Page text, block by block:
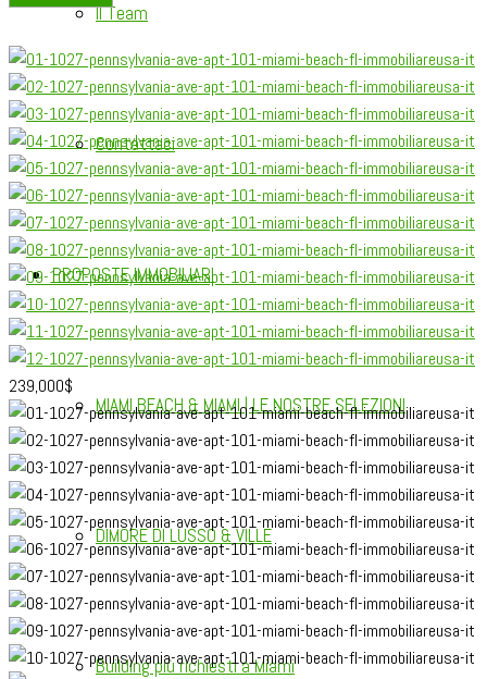
Il Team
Contattaci
PROPOSTE IMMOBILIARI
MIAMI BEACH & MIAMI | LE NOSTRE SELEZIONI
DIMORE DI LUSSO & VILLE
Building più richiesti a Miami
239,000$